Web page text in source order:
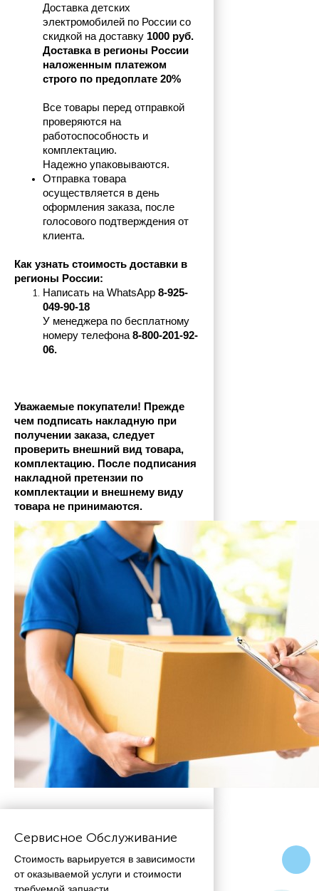
Доставка детских
электромобилей по России со
скидкой на доставку 1000 руб.
Доставка в регионы России
наложенным платежом
строго по предоплате 20%
Все товары перед отправкой
проверяются на
работоспособность и
комплектацию.
Надежно упаковываются.
Отправка товара
осуществляется в день
оформления заказа, после
голосового подтверждения от
клиента.
Как узнать стоимость доставки в
регионы России:
Написать на WhatsApp 8-925-
049-90-18
У менеджера по бесплатному
номеру телефона 8-800-201-92-
06.
Уважаемые покупатели! Прежде
чем подписать накладную при
получении заказа, следует
проверить внешний вид товара,
комплектацию. После подписания
накладной претензии по
комплектации и внешнему виду
товара не принимаются.
Сервисное Обслуживание
Стоимость варьируется в зависимости
от оказываемой услуги и стоимости